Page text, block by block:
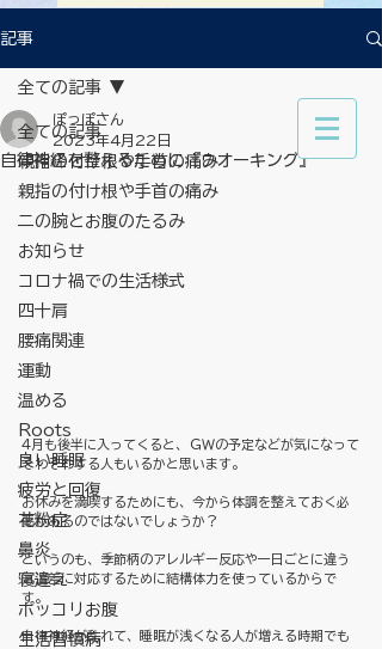
記事
全ての記事
親指の付け根や手首の痛み
親指の付け根や手首の痛み
二の腕とお腹のたるみ
お知らせ
コロナ禍での生活様式
四十肩
腰痛関連
運動
温める
Roots
良い睡眠
疲労と回復
花粉症
鼻炎
寝違え
ポッコリお腹
生活習慣病
全ての記事
自律神経を整えるために『ウオーキング』
ぽっぽさん
2023年4月22日
4月も後半に入ってくると、ＧＷの予定などが気になって
そわそわする人もいるかと思います。
お休みを満喫するためにも、今から体調を整えておく必
要があるのではないでしょうか？
というのも、季節柄のアレルギー反応や一日ごとに違う
気温差に対応するために結構体力を使っているからで
す。
自律神経が乱れて、睡眠が浅くなる人が増える時期でも